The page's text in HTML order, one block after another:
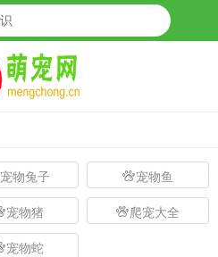
宠物兔子 宠物鱼
宠物猪 爬宠大全
宠物蛇